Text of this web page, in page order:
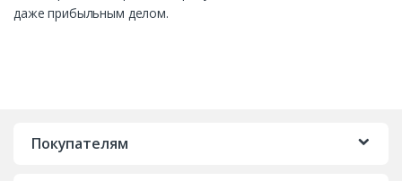
даже прибыльным делом.
Покупателям